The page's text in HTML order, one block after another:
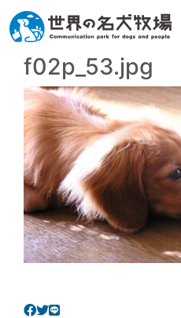
f02p_53.jpg